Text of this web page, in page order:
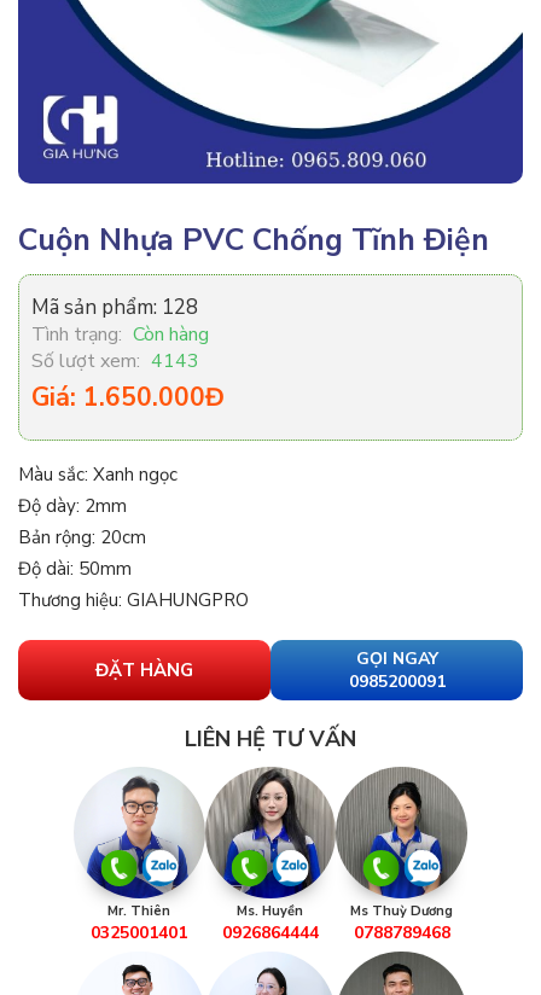
Cuộn Nhựa PVC Chống Tĩnh Điện
Mã sản phẩm: 128
Tình trạng: Còn hàng
Số lượt xem: 4143
Giá: 1.650.000Đ
Màu sắc: Xanh ngọc
Độ dày: 2mm
Bản rộng: 20cm
Độ dài: 50mm
Thương hiệu: GIAHUNGPRO
ĐẶT HÀNG
GỌI NGAY
0985200091
LIÊN HỆ TƯ VẤN
Mr. Thiên
0325001401
Ms. Huyền
0926864444
Ms Thuỳ Dương
0788789468